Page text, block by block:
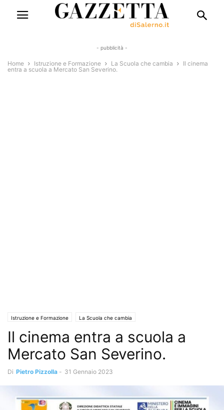
- pubblicità -
Home Istruzione e Formazione La Scuola che cambia
Il cinema
entra a scuola a Mercato San Severino.
Istruzione e Formazione La Scuola che cambia
Il cinema entra a scuola a
Mercato San Severino.
Di Pietro Pizzolla - 31 Gennaio 2023